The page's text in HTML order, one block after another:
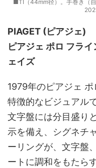
■TI（44mm径）。手巻き（
PIAGET (ピアジェ)
ピアジェ ポロ フラ
ェイズ
1979年のピアジェ
特徴的なビジュアル
文字盤には分目盛り
示を備え、シグネチ
ーリングが、文字盤
ートに調和をもたらす